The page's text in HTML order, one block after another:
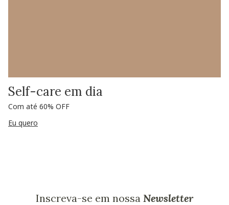
Self-care em dia
Com até 60% OFF
Eu quero
Inscreva-se em nossa Newsletter